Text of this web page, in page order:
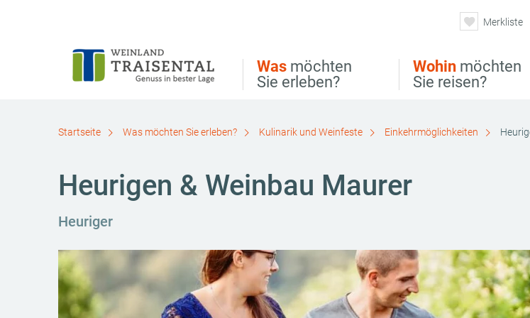
Was möchten
Sie erleben?
Wohin möchten
Sie reisen?
Merkliste
Startseite Was möchten Sie erleben? Kulinarik und Weinfeste Einkehrmöglichkeiten
Heurigen & Weinbau Maurer
Heuriger